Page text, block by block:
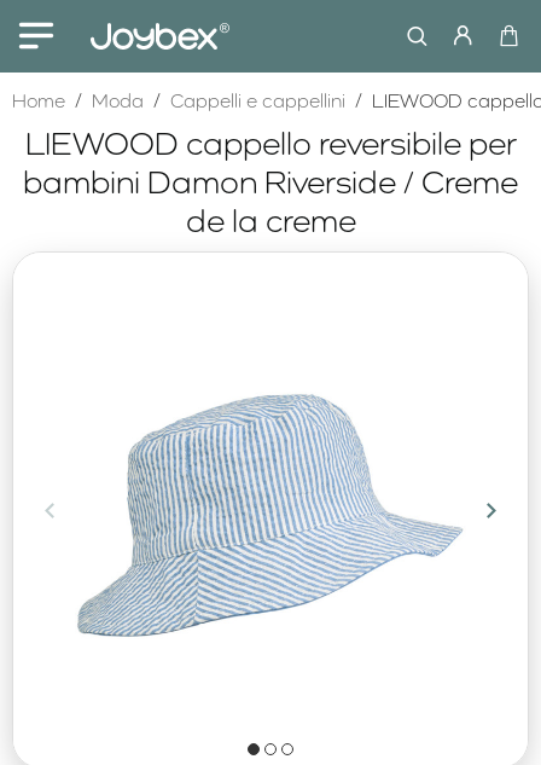
LIEWOOD cappello reversibile per
bambini Damon Riverside / Creme
de la creme
HomehomeModa Cappelli e cappellini LIEWOOD